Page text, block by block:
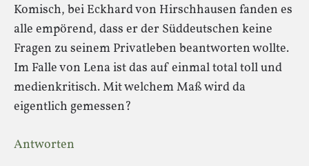
Komisch, bei Eckhard von Hirschhausen fanden es
alle empörend, dass er der Süddeutschen keine
Fragen zu seinem Privatleben beantworten wollte.
Im Falle von Lena ist das auf einmal total toll und
medienkritisch. Mit welchem Maß wird da
eigentlich gemessen?
Antworten